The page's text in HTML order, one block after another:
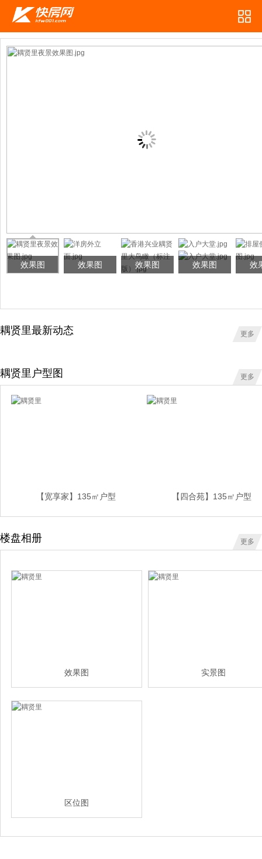
效果图 效果图 效果图 效果图 效
耦贤里最新动态 更多
耦贤里户型图 更多
【宽享家】135㎡户型 【四合苑】135㎡户型
楼盘相册 更多
效果图 实景图
区位图